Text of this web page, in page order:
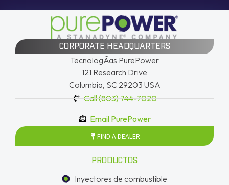
CORPORATE HEADQUARTERS
TecnologÃ­as PurePower
121 Research Drive
Columbia, SC 29203 USA
Call (803) 744-7020
Email PurePower
FIND A DEALER
PRODUCTOS
Inyectores de combustible